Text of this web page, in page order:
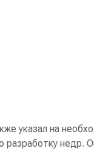
указал на
разработку недр.